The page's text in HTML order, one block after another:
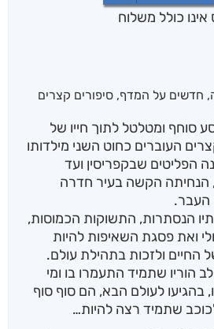
כולל משלוח
, חדשים על המדף, סיפורים קצרים
סוחף ומטלטל לתוך חייו של
העוברים כחוט השני מילדותו
הפליטים שבקפריסין ועד
הנחיתה הקשה בעיר חדרה
העבר.
הנסתרות, התשוקות הכמוסות,
ואת פסגת השאיפות להיות
החיים ולזכות בתהילת עולם.
הוריו שתמיד התעמרו בו ומי
בהגיעו לעולם הבא, הם סוף סוף
שתמיד רצה להיות…